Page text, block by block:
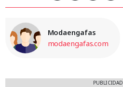
Modaengafas
modaengafas.com
PUBLICIDAD